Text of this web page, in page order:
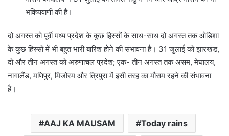
भविष्यवाणी की है।
दो अगस्त को पूर्वी मध्य प्रदेश के कुछ हिस्सों के साथ-साथ दो अगस्त तक ओडिशा
के कुछ हिस्सों में भी बहुत भारी बारिश होने की संभावना है। 31 जुलाई को झारखंड,
दो और तीन अगस्त को अरुणाचल प्रदेश; एक- तीन अगस्त तक असम, मेघालय,
नागालैंड, मणिपुर, मिजोरम और त्रिपुरा में इसी तरह का मौसम रहने की संभावना
है।
AAJ KA MAUSAM Today rains